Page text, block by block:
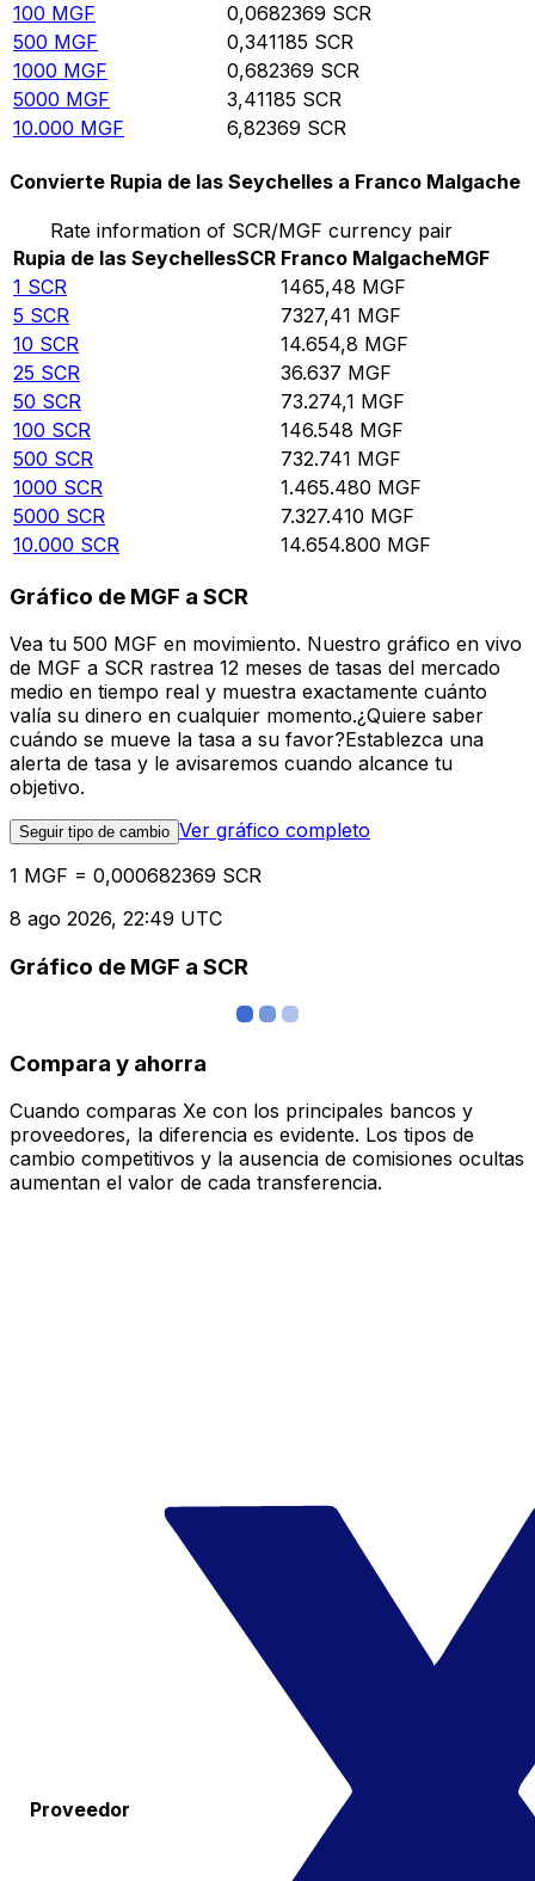
100 MGF 0,0682369 SCR
500 MGF 0,341185 SCR
1000 MGF 0,682369 SCR
5000 MGF 3,41185 SCR
10.000 MGF 6,82369 SCR
Convierte Rupia de las Seychelles a Franco Malgache
Rate information of SCR/MGF currency pair
Rupia de las SeychellesSCR Franco MalgacheMGF
1 SCR 1465,48 MGF
5 SCR 7327,41 MGF
10 SCR 14.654,8 MGF
25 SCR 36.637 MGF
50 SCR 73.274,1 MGF
100 SCR 146.548 MGF
500 SCR 732.741 MGF
1000 SCR 1.465.480 MGF
5000 SCR 7.327.410 MGF
10.000 SCR 14.654.800 MGF
Gráfico de MGF a SCR
Vea tu 500 MGF en movimiento. Nuestro gráfico en vivo
de MGF a SCR rastrea 12 meses de tasas del mercado
medio en tiempo real y muestra exactamente cuánto
valía su dinero en cualquier momento.¿Quiere saber
cuándo se mueve la tasa a su favor?Establezca una
alerta de tasa y le avisaremos cuando alcance tu
objetivo.
Seguir tipo de cambio Ver gráfico completo
1 MGF = 0,000682369 SCR
8 ago 2026, 22:49 UTC
Gráfico de MGF a SCR
Compara y ahorra
Cuando comparas Xe con los principales bancos y
proveedores, la diferencia es evidente. Los tipos de
cambio competitivos y la ausencia de comisiones ocultas
aumentan el valor de cada transferencia.
Proveedor